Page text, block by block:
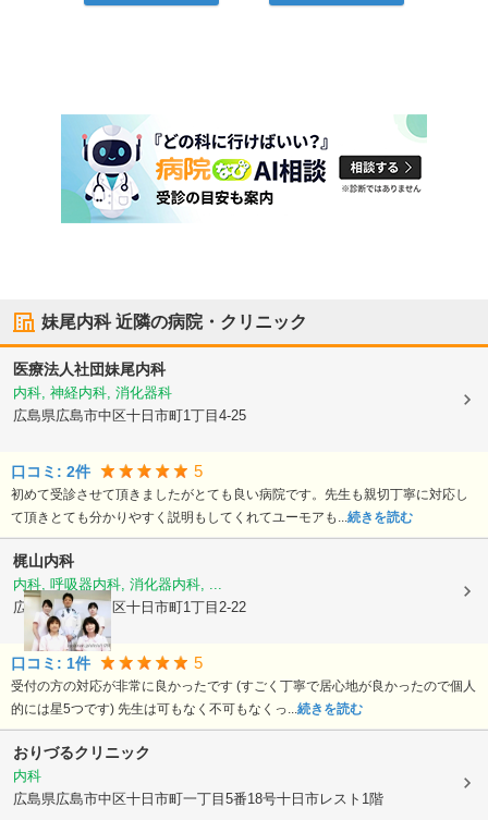
妹尾内科近隣の病院・クリニック
医療法人社団妹尾内科
内科, 神経内科, 消化器科
広島県広島市中区十日市町1丁目4-25
口コミ: 2件 5
初めて受診させて頂きましたがとても良い病院です。先生も親切丁寧に対応し
て頂きとても分かりやすく説明もしてくれてユーモアも...続きを読む
梶山内科
内科, 呼吸器内科, 消化器内科, ...
広島県広島市中区十日市町1丁目2-22
口コミ: 1件 5
受付の方の対応が非常に良かったです (すごく丁寧で居心地が良かったので個人
的には星5つです) 先生は可もなく不可もなくっ...続きを読む
おりづるクリニック
内科
広島県広島市中区十日市町一丁目5番18号十日市レスト1階